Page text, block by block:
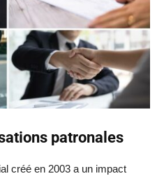
patronales
créé en 2003 a un impact